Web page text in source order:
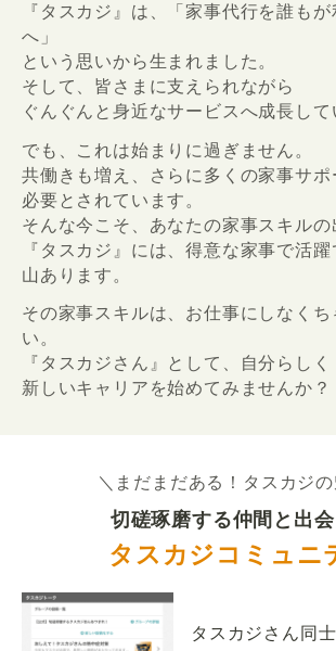
『タスカジ』は、「家事代行を誰も
へ」
という思いから生まれました。
そして、皆さまに支えられながら
ぐんぐんと身近なサービスへ成長して
でも、これは始まりに過ぎません。
共働きも増え、さらに多くの家事サポ
必要とされています。
そんな今こそ、あなたの家事スキルの
『タスカジ』には、得意な家事で活
山あります。
その家事スキルは、お仕事にしなくち
い。
『タスカジさん』として、自分らしく
新しいキャリアを始めてみませんか？
＼まだまだある！タスカジ
切磋琢磨する仲間と出
タスカジコミュニ
タスカジさん同